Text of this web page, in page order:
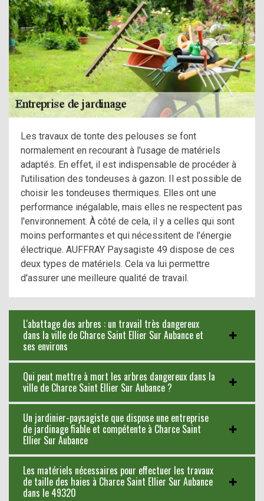
Les travaux de tonte des pelouses se font
normalement en recourant à l'usage de matériels
adaptés. En effet, il est indispensable de procéder à
l'utilisation des tondeuses à gazon. Il est possible de
choisir les tondeuses thermiques. Elles ont une
performance inégalable, mais elles ne respectent pas
l'environnement. À côté de cela, il y a celles qui sont
moins performantes et qui nécessitent de l'énergie
électrique. AUFFRAY Paysagiste 49 dispose de ces
deux types de matériels. Cela va lui permettre
d'assurer une meilleure qualité de travail.
L'abattage des arbres : un travail très dangereux
dans la ville de Charce Saint Ellier Sur Aubance et
ses environs
Qui peut mettre à mort les arbres dangereux dans la
ville de Charce Saint Ellier Sur Aubance ?
Un jardinier-paysagiste que dispose une entreprise
de jardinage fiable et compétente à Charce Saint
Ellier Sur Aubance
Les matériels nécessaires pour effectuer les travaux
de taille des haies à Charce Saint Ellier Sur Aubance
dans le 49320